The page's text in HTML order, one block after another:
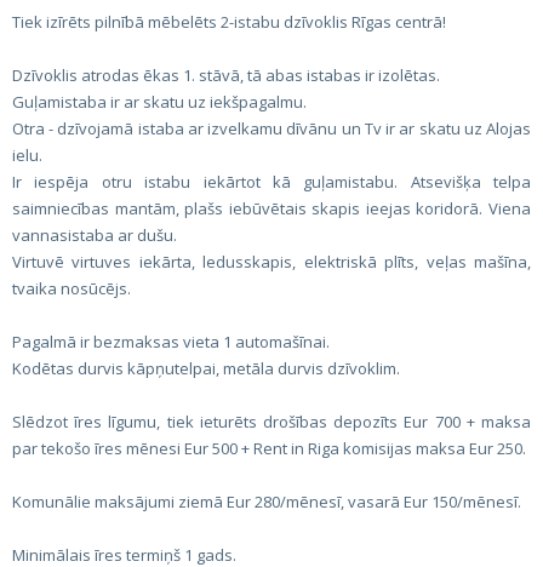
Tiek izīrēts pilnībā mēbelēts 2-istabu dzīvoklis Rīgas centrā!
Dzīvoklis atrodas ēkas 1. stāvā, tā abas istabas ir izolētas.
Guļamistaba ir ar skatu uz iekšpagalmu.
Otra - dzīvojamā istaba ar izvelkamu dīvānu un Tv ir ar skatu uz Alojas
ielu.
Ir iespēja otru istabu iekārtot kā guļamistabu. Atsevišķa telpa
saimniecības mantām, plašs iebūvētais skapis ieejas koridorā. Viena
vannasistaba ar dušu.
Virtuvē virtuves iekārta, ledusskapis, elektriskā plīts, veļas mašīna,
tvaika nosūcējs.
Pagalmā ir bezmaksas vieta 1 automašīnai.
Kodētas durvis kāpņutelpai, metāla durvis dzīvoklim.
Slēdzot īres līgumu, tiek ieturēts drošības depozīts Eur 700 + maksa
par tekošo īres mēnesi Eur 500 + Rent in Riga komisijas maksa Eur 250.
Komunālie maksājumi ziemā Eur 280/mēnesī, vasarā Eur 150/mēnesī.
Minimālais īres termiņš 1 gads.